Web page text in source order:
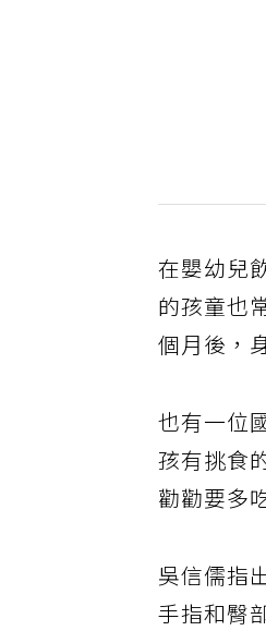
在嬰幼兒
的孩童也
個月後，
也有一位
孩有挑食
勸勸要多
吳信儒指
手指和臀